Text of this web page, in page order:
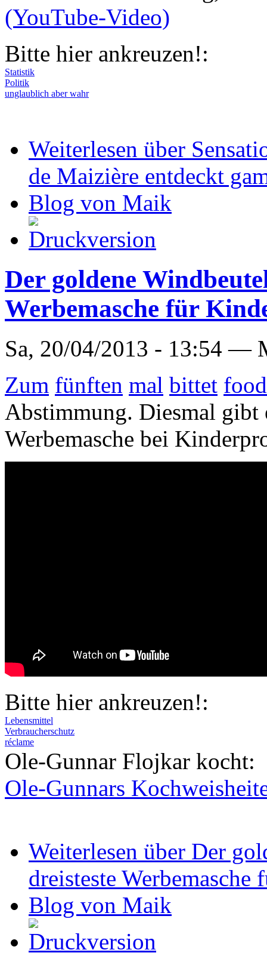
(YouTube-Video)
Bitte hier ankreuzen!:
Statistik
Politik
unglaublich aber wahr
Weiterlesen über
de Maizière entdeckt
Blog von Maik
Der goldene
Werbemasche für
Sa, 20/04/2013 - 13:54 —
Zum fünften mal bittet
Abstimmung. Diesmal gibt
Werbemasche bei
Bitte hier ankreuzen!:
Lebensmittel
Verbraucherschutz
réclame
Ole-Gunnar Flojkar kocht:
Ole-Gunnars
Weiterlesen über Der
dreisteste
Blog von Maik